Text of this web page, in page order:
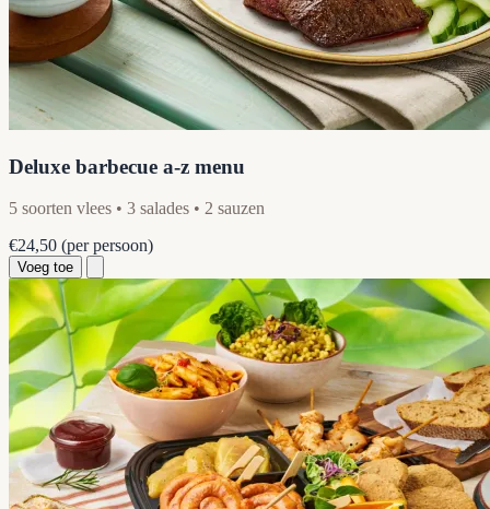
Deluxe barbecue a-z menu
5 soorten vlees • 3 salades • 2 sauzen
€24,50 (per persoon)
Voeg toe